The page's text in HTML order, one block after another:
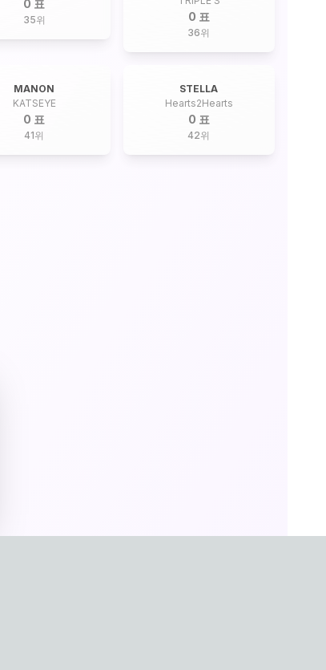
0 표
35위 0 표
36위
MANON
KATSEYE
0 표
41위
STELLA
Hearts2Hearts
0 표
42위